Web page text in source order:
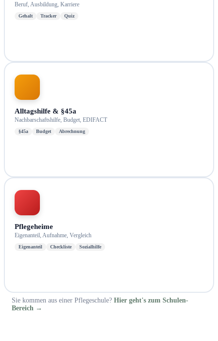
Beruf, Ausbildung, Karriere
Gehalt Tracker Quiz
Alltagshilfe & §45a
Nachbarschaftshilfe, Budget, EDIFACT
§45a Budget Abrechnung
Pflegeheime
Eigenanteil, Aufnahme, Vergleich
Eigenanteil Checkliste Sozialhilfe
Sie kommen aus einer Pflegeschule? Hier geht's zum Schulen-
Bereich →